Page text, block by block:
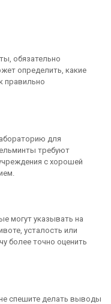
обязательно
определить, какие
правильно
для
требуют
с хорошей
могут указывать на
усталость или
более точно оценить
спешите делать выводы